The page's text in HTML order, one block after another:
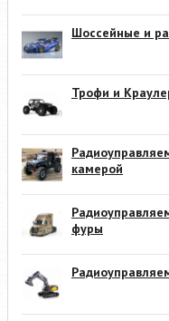
Шоссейные и
Трофи и
камерой
фуры